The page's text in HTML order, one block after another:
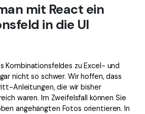
mit React ein
in die UI
Kombinationsfeldes zu Excel- und
nicht so schwer. Wir hoffen, dass
Anleitungen, die wir bisher
waren. Im Zweifelsfall können Sie
angehängten Fotos orientieren. In